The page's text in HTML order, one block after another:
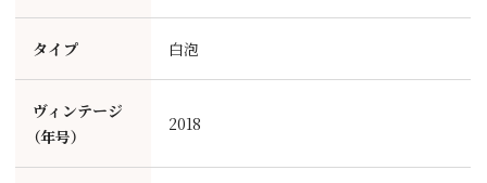
タイプ 白泡
ヴィンテージ
（年号）
2018